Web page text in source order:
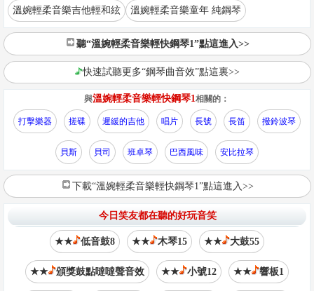
溫婉輕柔音樂吉他輕和絃 溫婉輕柔音樂童年 純鋼琴
聽“溫婉輕柔音樂輕快鋼琴1”點這進入>>
快速試聽更多“鋼琴曲音效”點這裏>>
與溫婉輕柔音樂輕快鋼琴1相關的：
打擊樂器 搓碟 遲緩的吉他 唱片 長號 長笛 撥鈴波琴
貝斯 貝司 班卓琴 巴西風味 安比拉琴
下載“溫婉輕柔音樂輕快鋼琴1”點這進入>>
今日笑友都在聽的好玩音笑
★★ 低音鼓8 ★★ 木琴15 ★★ 大鼓55
★★ 頒獎鼓點噠噠聲音效 ★★ 小號12 ★★ 響板1